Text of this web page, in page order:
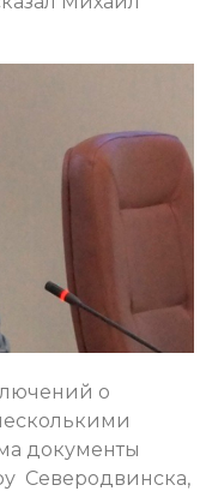
о
документы
Северодвинска,